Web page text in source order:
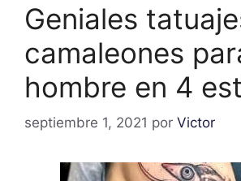
Geniales
camaleones
hombre en 4
septiembre 1, 2021 por Victor